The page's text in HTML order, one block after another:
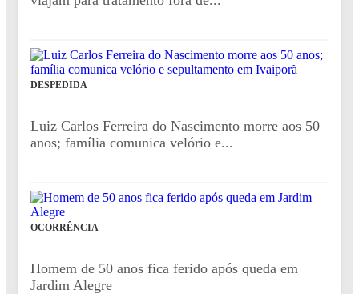
DESPEDIDA
Luiz Carlos Ferreira do Nascimento morre aos 50
anos; família comunica velório e...
OCORRÊNCIA
Homem de 50 anos fica ferido após queda em
Jardim Alegre